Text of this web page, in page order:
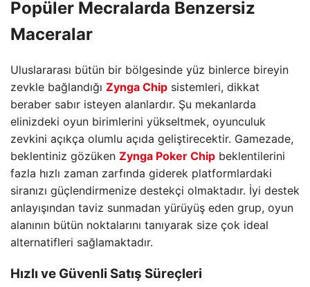
Popüler Mecralarda Benzersiz
Maceralar
Uluslararası bütün bir bölgesinde yüz binlerce bireyin
zevkle bağlandığı Zynga Chip sistemleri, dikkat
beraber sabır isteyen alanlardır. Şu mekanlarda
elinizdeki oyun birimlerini yükseltmek, oyunculuk
zevkini açıkça olumlu açıda geliştirecektir. Gamezade,
beklentiniz gözüken Zynga Poker Chip beklentilerini
fazla hızlı zaman zarfında giderek platformlardaki
siranızı güçlendirmenize destekçi olmaktadır. İyi destek
anlayışından taviz sunmadan yürüyüş eden grup, oyun
alanının bütün noktalarını tanıyarak size çok ideal
alternatifleri sağlamaktadır.
Hızlı ve Güvenli Satış Süreçleri